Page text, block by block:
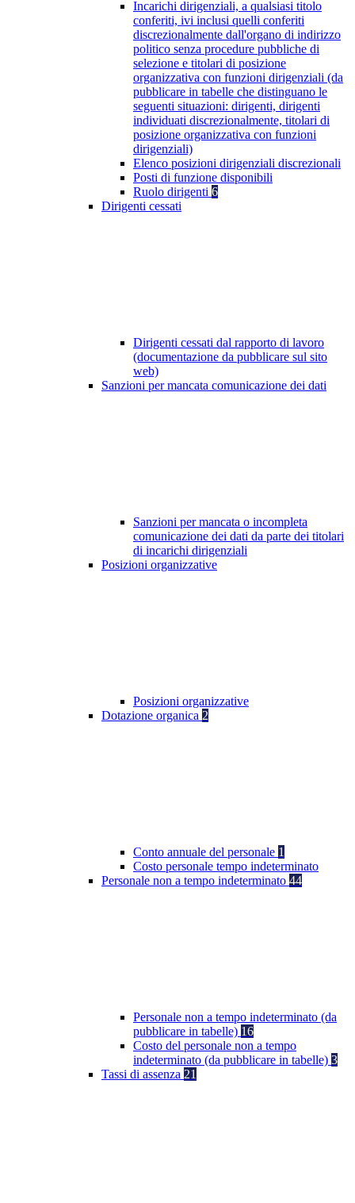
Incarichi dirigenziali, a qualsiasi titolo
conferiti, ivi inclusi quelli conferiti
discrezionalmente dall'organo di indirizzo
politico senza procedure pubbliche di
selezione e titolari di posizione
organizzativa con funzioni dirigenziali (da
pubblicare in tabelle che distinguano le
seguenti situazioni: dirigenti, dirigenti
individuati discrezionalmente, titolari di
posizione organizzativa con funzioni
dirigenziali)
Elenco posizioni dirigenziali discrezionali
Posti di funzione disponibili
Ruolo dirigenti 6
Dirigenti cessati
Dirigenti cessati dal rapporto di lavoro
(documentazione da pubblicare sul sito
web)
Sanzioni per mancata comunicazione dei dati
Sanzioni per mancata o incompleta
comunicazione dei dati da parte dei titolari
di incarichi dirigenziali
Posizioni organizzative
Posizioni organizzative
Dotazione organica 2
Conto annuale del personale 1
Costo personale tempo indeterminato
Personale non a tempo indeterminato 44
Personale non a tempo indeterminato (da
pubblicare in tabelle) 16
Costo del personale non a tempo
indeterminato (da pubblicare in tabelle) 3
Tassi di assenza 21